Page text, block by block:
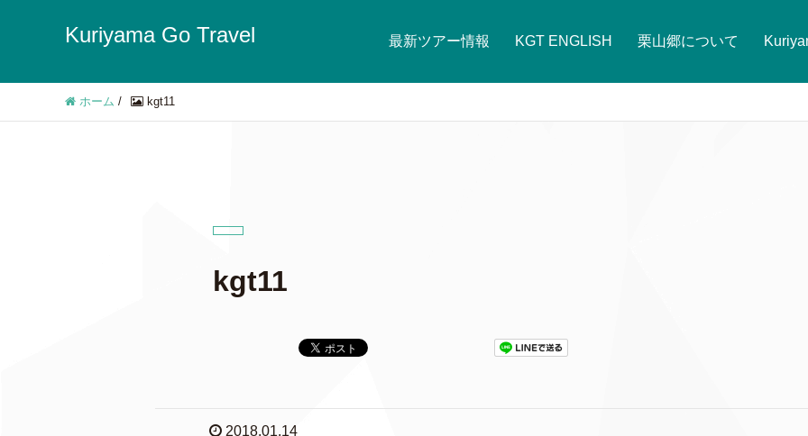
Kuriyama Go Travel 最新ツアー情報 KGT ENGLISH 栗山郷について
ホーム / kgt11
kgt11
2018.01.14